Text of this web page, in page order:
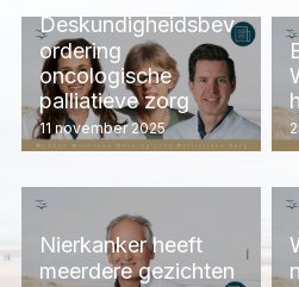
Deskundigheidsbev
ordering
oncologische
palliatieve zorg
11 november 2025
Nierkanker heeft
meerdere gezichten